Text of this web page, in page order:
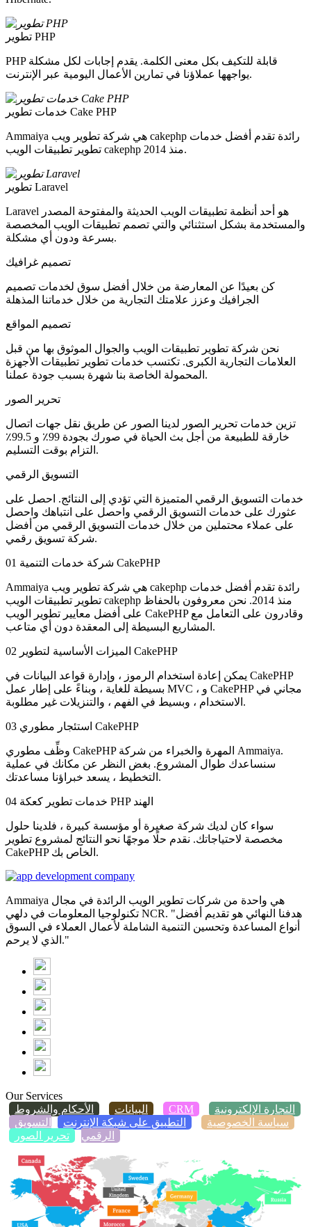
تطوير PHP
PHP قابلة للتكيف بكل معنى الكلمة. يقدم إجابات لكل مشكلة
يواجهها عملاؤنا في تمارين الأعمال اليومية عبر الإنترنت.
خدمات تطوير Cake PHP
Ammaiya هي شركة تطوير ويب cakephp رائدة تقدم أفضل خدمات
تطوير تطبيقات الويب cakephp منذ 2014.
تطوير Laravel
Laravel هو أحد أنظمة تطبيقات الويب الحديثة والمفتوحة المصدر
والمستخدمة بشكل استثنائي والتي تصمم تطبيقات الويب المخصصة
بسرعة ودون أي مشكلة.
تصميم غرافيك
كن بعيدًا عن المعارضة من خلال أفضل سوق لخدمات تصميم
الجرافيك وعزز علامتك التجارية من خلال خدماتنا المذهلة
تصميم المواقع
نحن شركة تطوير تطبيقات الويب والجوال الموثوق بها من قبل
العلامات التجارية الكبرى. تكتسب خدمات تطوير تطبيقات الأجهزة
المحمولة الخاصة بنا شهرة بسبب جودة عملنا.
تحرير الصور
تزين خدمات تحرير الصور لدينا الصور عن طريق نقل جهات اتصال
خارقة للطبيعة من أجل بث الحياة في صورك بجودة 99٪ و 99.5٪
التزام بوقت التسليم.
التسويق الرقمي
خدمات التسويق الرقمي المتميزة التي تؤدي إلى النتائج. احصل على
عثورك على خدمات التسويق الرقمي واحصل على انتباهك واحصل
على عملاء محتملين من خلال خدمات التسويق الرقمي من أفضل
شركة تسويق رقمي.
01 شركة خدمات التنمية CakePHP
Ammaiya هي شركة تطوير ويب cakephp رائدة تقدم أفضل خدمات
تطوير تطبيقات الويب cakephp منذ 2014. نحن معروفون بالحفاظ
على أفضل معايير تطوير الويب CakePHP وقادرون على التعامل مع
المشاريع البسيطة إلى المعقدة دون أي متاعب.
02 الميزات الأساسية لتطوير CakePHP
يمكن إعادة استخدام الرموز ، وإدارة قواعد البيانات في CakePHP
بسيطة للغاية ، وبناءً على إطار عمل MVC ، و CakePHP مجاني في
الاستخدام ، وبسيط في الفهم ، والتنزيلات غير مطلوبة.
03 استئجار مطوري CakePHP
وظِّف مطوري CakePHP المهرة والخبراء من شركة Ammaiya.
سنساعدك طوال المشروع. بغض النظر عن مكانك في عملية
التخطيط ، يسعد خبراؤنا مساعدتك.
04 خدمات تطوير كعكة PHP الهند
سواء كان لديك شركة صغيرة أو مؤسسة كبيرة ، فلدينا حلول
مخصصة لاحتياجاتك. نقدم حلًا موجهًا نحو النتائج لمشروع تطوير
CakePHP الخاص بك.
Ammaiya هي واحدة من شركات تطوير الويب الرائدة في مجال
تكنولوجيا المعلومات في دلهي NCR. "هدفنا النهائي هو تقديم أفضل
أنواع المساعدة وتحسين التنمية الشاملة لأعمال العملاء في السوق
الذي لا يرحم."
Our Services
البيانات
الأحكام والشروط CRM
التجارة الإلكترونية
سياسة الخصوصية
التطبيق على شبكة الإنترنت
التسويق
الرقمي
تحرير الصور